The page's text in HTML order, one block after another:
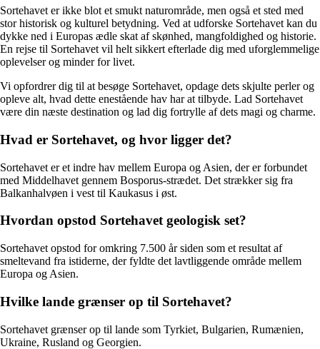
Sortehavet er ikke blot et smukt naturområde, men også et sted med
stor historisk og kulturel betydning. Ved at udforske Sortehavet kan du
dykke ned i Europas ædle skat af skønhed, mangfoldighed og historie.
En rejse til Sortehavet vil helt sikkert efterlade dig med uforglemmelige
oplevelser og minder for livet.
Vi opfordrer dig til at besøge Sortehavet, opdage dets skjulte perler og
opleve alt, hvad dette enestående hav har at tilbyde. Lad Sortehavet
være din næste destination og lad dig fortrylle af dets magi og charme.
Hvad er Sortehavet, og hvor ligger det?
Sortehavet er et indre hav mellem Europa og Asien, der er forbundet
med Middelhavet gennem Bosporus-strædet. Det strækker sig fra
Balkanhalvøen i vest til Kaukasus i øst.
Hvordan opstod Sortehavet geologisk set?
Sortehavet opstod for omkring 7.500 år siden som et resultat af
smeltevand fra istiderne, der fyldte det lavtliggende område mellem
Europa og Asien.
Hvilke lande grænser op til Sortehavet?
Sortehavet grænser op til lande som Tyrkiet, Bulgarien, Rumænien,
Ukraine, Rusland og Georgien.